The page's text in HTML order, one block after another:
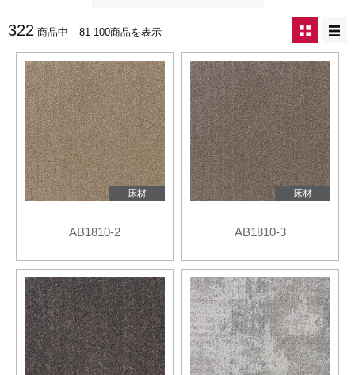
322 商品中 81-100商品を表示
床材
AB1810-2
床材
AB1810-3